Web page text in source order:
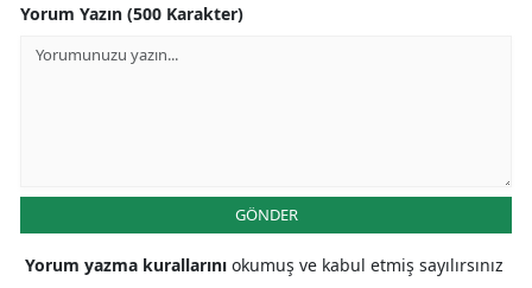
Yorum Yazın (500 Karakter)
GÖNDER
Yorum yazma kurallarını okumuş ve kabul etmiş sayılırsınız